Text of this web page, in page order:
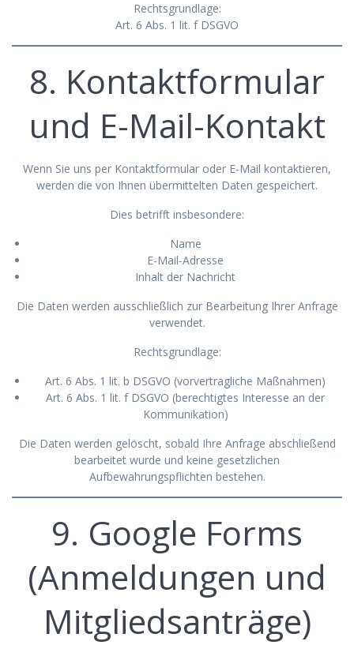
Rechtsgrundlage:
Art. 6 Abs. 1 lit. f DSGVO
8. Kontaktformular
und E-Mail-Kontakt
Wenn Sie uns per Kontaktformular oder E-Mail kontaktieren,
werden die von Ihnen übermittelten Daten gespeichert.
Dies betrifft insbesondere:
Name
E-Mail-Adresse
Inhalt der Nachricht
Die Daten werden ausschließlich zur Bearbeitung Ihrer Anfrage
verwendet.
Rechtsgrundlage:
Art. 6 Abs. 1 lit. b DSGVO (vorvertragliche Maßnahmen)
Art. 6 Abs. 1 lit. f DSGVO (berechtigtes Interesse an der
Kommunikation)
Die Daten werden gelöscht, sobald Ihre Anfrage abschließend
bearbeitet wurde und keine gesetzlichen
Aufbewahrungspflichten bestehen.
9. Google Forms
(Anmeldungen und
Mitgliedsanträge)